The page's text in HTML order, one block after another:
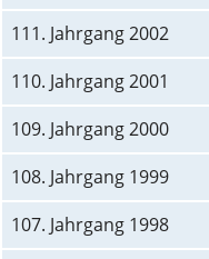
111. Jahrgang 2002
110. Jahrgang 2001
109. Jahrgang 2000
108. Jahrgang 1999
107. Jahrgang 1998